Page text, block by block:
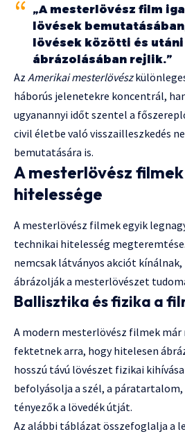
„A mesterlövész film
lövések
lövések közötti és
ábrázolásában rejlik.”
Az Amerikai mesterlövész
háborús jelenetekre koncentrál,
ugyanannyi időt szentel a
civil életbe való visszailleszkedés
bemutatására is.
A mesterlövész
hitelessége
A mesterlövész filmek egyik
technikai hitelesség
nemcsak látványos akciót
ábrázolják a mesterlövészet
Ballisztika és fizika a
A modern mesterlövész filmek már
fektetnek arra, hogy hitelesen
hosszú távú lövészet fizikai
befolyásolja a szél, a páratartalom,
tényezők a lövedék útját.
Az alábbi táblázat összefoglalja a